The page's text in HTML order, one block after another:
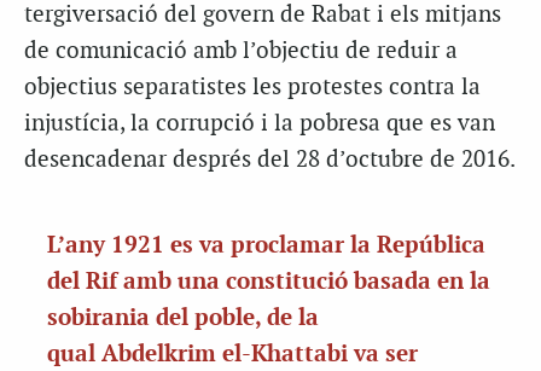
tergiversació del govern de Rabat i els mitjans
de comunicació amb l’objectiu de reduir a
objectius separatistes les protestes contra la
injustícia, la corrupció i la pobresa que es van
desencadenar després del 28 d’octubre de 2016.
L’any 1921 es va proclamar la República
del Rif amb una constitució basada en la
sobirania del poble, de la
qual Abdelkrim el-Khattabi va ser